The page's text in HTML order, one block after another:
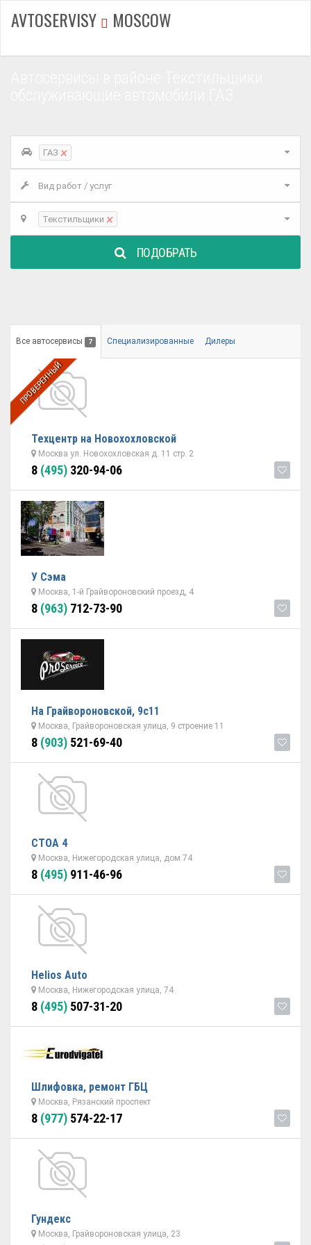
AVTOSERVISY MOSCOW
ГАЗ ×
Вид работ / услуг
Текстильщики ×
ПОДОБРАТЬ
Все автосервисы 7 Специализированные Дилеры
ПРОВЕРЕННЫЙ
Техцентр на Новохохловской
Москва ул. Новохохловская д. 11 стр. 2
8 (495) 320-94-06
У Сэма
Москва, 1-й Грайвороновский проезд, 4
8 (963) 712-73-90
На Грайвороновской, 9с11
Москва, Грайвороновская улица, 9 строение 11
8 (903) 521-69-40
СТОА 4
Москва, Нижегородская улица, дом 74
8 (495) 911-46-96
Helios Auto
Москва, Нижегородская улица, 74
8 (495) 507-31-20
Шлифовка, ремонт ГБЦ
Москва, Рязанский проспект
8 (977) 574-22-17
Гундекс
Москва, Грайвороновская улица, 23